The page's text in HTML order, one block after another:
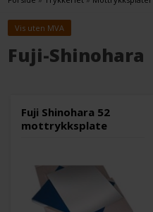
Vis uten MVA
Fuji-Shinohara
Fuji Shinohara 52
mottrykksplate